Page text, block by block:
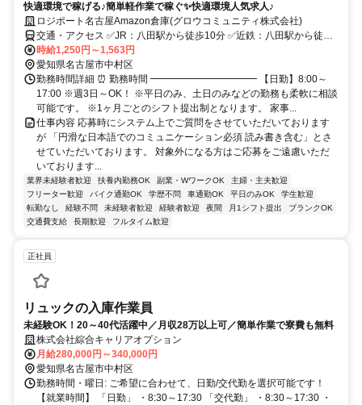
快適環境で稼げる♪簡単軽作業で稼ぐ✨️快適環境人気求人♪
ロジポート名古屋Amazon倉庫(グロウコミュニティ株式会社)
交通・アクセス ✅JR：八田駅から徒歩10分 ✅近鉄：八田駅から徒歩
10分 ✅地下鉄東山線：八田駅から徒歩10分
時給1,250円～1,563円
愛知県名古屋市中村区
勤務時間詳細 ⏰ 勤務時間 ━━━━━━━━━━━ 【日勤】8:00～
17:00 ※週3日～OK！ ※平日のみ、土日のみなどの勤務も柔軟に相談
可能です。 ※1ヶ月ごとのシフト提出制となります。 家事...
仕事内容 応募時にシステム上でご質問をさせていただいております
が 「円滑な日本語でのコミュニケーション必須 読み書き含む」とさ
せていただいております。 対象外になる方はご応募をご遠慮いただ
いております...
業界未経験者歓迎 扶養内勤務OK 副業・WワークOK
主婦・主夫歓迎
フリーター歓迎
バイク通勤OK 学歴不問 車通勤OK 平日のみOK
学生歓迎
転勤なし
経験不問 未経験者歓迎 経験者歓迎 夜間 月1シフト提出
ブランクOK
交通費支給
長期歓迎 フルタイム歓迎
正社員
リュックの入庫作業員
未経験OK！20～40代活躍中／月収28万以上可／簡単作業で寮費も無料
株式会社綜合キャリアオプション
月給280,000円～340,000円
愛知県名古屋市中村区
勤務時間・曜日: ご希望に合わせて、日勤/交代勤を選択可能です！
【就業時間】 「日勤」 ・8:30～17:30 「交代勤」 ・8:30～17:30 ・